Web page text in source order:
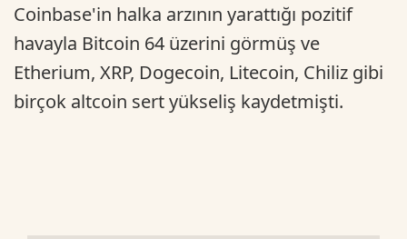
Coinbase'in halka arzının yarattığı pozitif
havayla Bitcoin 64 üzerini görmüş ve
Etherium, XRP, Dogecoin, Litecoin, Chiliz gibi
birçok altcoin sert yükseliş kaydetmişti.